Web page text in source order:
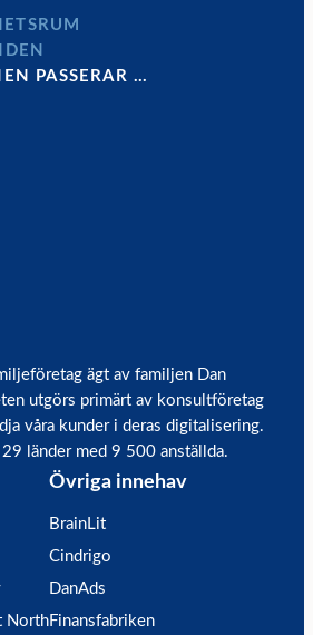
PASSERAR …
ägt av familjen Dan
utgörs primärt av konsultföretag
våra kunder i deras digitalisering.
länder med 9 500 anställda.
North
Övriga innehav
BrainLit
Cindrigo
DanAds
Finansfabriken